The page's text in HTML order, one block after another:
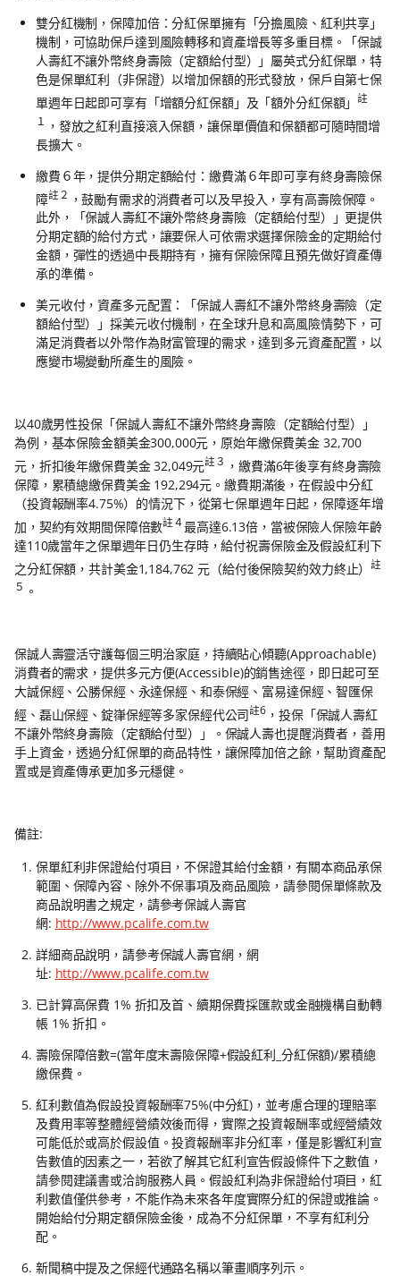
雙分紅機制，保障加倍：分紅保單擁有「分擔風險、紅利共享」
機制，可協助保戶達到風險轉移和資產增長等多重目標。「保誠
人壽紅不讓外幣終身壽險（定額給付型）」屬英式分紅保單，特
色是保單紅利（非保證）以增加保額的形式發放，保戶自第七保
單週年日起即可享有「增額分紅保額」及「額外分紅保額」
註
１
，發放之紅利直接滾入保額，讓保單價值和保額都可隨時間增
長擴大。
繳費６年，提供分期定額給付：繳費滿６年即可享有終身壽險保
障註２ ，鼓勵有需求的消費者可以及早投入，享有高壽險保障。
此外，「保誠人壽紅不讓外幣終身壽險（定額給付型）」更提供
分期定額的給付方式，讓要保人可依需求選擇保險金的定期給付
金額，彈性的透過中長期持有，擁有保險保障且預先做好資產傳
承的準備。
美元收付，資產多元配置：「保誠人壽紅不讓外幣終身壽險（定
額給付型）」採美元收付機制，在全球升息和高風險情勢下，可
滿足消費者以外幣作為財富管理的需求，達到多元資產配置，以
應變市場變動所產生的風險。
以40歲男性投保「保誠人壽紅不讓外幣終身壽險（定額給付型）」
為例，基本保險金額美金300,000元，原始年繳保費美金 32,700
元，折扣後年繳保費美金 32,049元註３ ，繳費滿6年後享有終身壽險
保障，累積總繳保費美金 192,294元。繳費期滿後，在假設中分紅
（投資報酬率4.75%）的情況下，從第七保單週年日起，保障逐年增
加，契約有效期間保障倍數註４最高達6.13倍，當被保險人保險年齡
達110歲當年之保單週年日仍生存時，給付祝壽保險金及假設紅利下
之分紅保額，共計美金1,184,762 元（給付後保險契約效力終止）
註
５ 。
保誠人壽靈活守護每個三明治家庭，持續貼心傾聽(Approachable)
消費者的需求，提供多元方便(Accessible)的銷售途徑，即日起可至
大誠保經、公勝保經、永達保經、和泰保經、富易達保經、智匯保
經、磊山保經、錠嵂保經等多家保經代公司註6 ，投保「保誠人壽紅
不讓外幣終身壽險（定額給付型）」。保誠人壽也提醒消費者，善用
手上資金，透過分紅保單的商品特性，讓保障加倍之餘，幫助資產配
置或是資產傳承更加多元穩健。
備註:
保單紅利非保證給付項目，不保證其給付金額，有關本商品承保
範圍、保障內容、除外不保事項及商品風險，請參閱保單條款及
商品說明書之規定，請參考保誠人壽官
網: http://www.pcalife.com.tw
詳細商品說明，請參考保誠人壽官網，網
址: http://www.pcalife.com.tw
已計算高保費 1% 折扣及首、續期保費採匯款或金融機構自動轉
帳 1% 折扣。
壽險保障倍數=(當年度末壽險保障+假設紅利_分紅保額)/累積總
繳保費。
紅利數值為假設投資報酬率75%(中分紅)，並考慮合理的理賠率
及費用率等整體經營績效後而得，實際之投資報酬率或經營績效
可能低於或高於假設值。投資報酬率非分紅率，僅是影響紅利宣
告數值的因素之一，若欲了解其它紅利宣告假設條件下之數值，
請參閱建議書或洽詢服務人員。假設紅利為非保證給付項目，紅
利數值僅供參考，不能作為未來各年度實際分紅的保證或推論。
開始給付分期定額保險金後，成為不分紅保單，不享有紅利分
配。
新聞稿中提及之保經代通路名稱以筆畫順序列示。